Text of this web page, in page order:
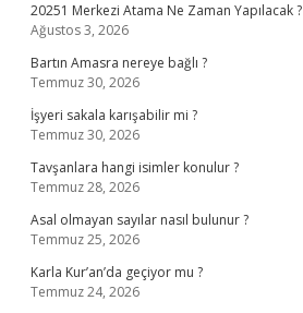
20251 Merkezi Atama Ne Zaman Yapılacak ?
Ağustos 3, 2026
Bartın Amasra nereye bağlı ?
Temmuz 30, 2026
İşyeri sakala karışabilir mi ?
Temmuz 30, 2026
Tavşanlara hangi isimler konulur ?
Temmuz 28, 2026
Asal olmayan sayılar nasıl bulunur ?
Temmuz 25, 2026
Karla Kur’an’da geçiyor mu ?
Temmuz 24, 2026